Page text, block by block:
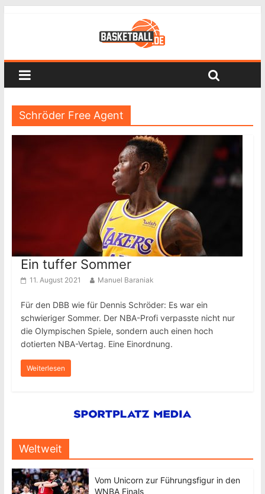
Schröder Free Agent
Ein tuffer Sommer
11. August 2021 Manuel Baraniak
Für den DBB wie für Dennis Schröder: Es war ein
schwieriger Sommer. Der NBA-Profi verpasste nicht nur
die Olympischen Spiele, sondern auch einen hoch
dotierten NBA-Vertag. Eine Einordnung.
Weiterlesen
Weltweit
Vom Unicorn zur Führungsfigur in den
WNBA Finals